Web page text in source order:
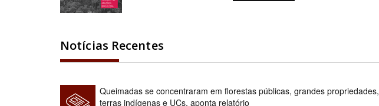
Notícias Recentes
Queimadas se concentraram em florestas públicas, grandes propriedades,
terras indígenas e UCs, aponta relatório